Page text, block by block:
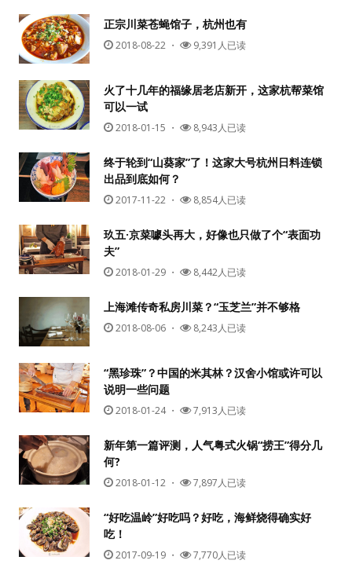
正宗川菜苍蝇馆子，杭州也有
2018-08-22 ・ 9,391人已读
火了十几年的福缘居老店新开，这家杭帮菜馆
可以一试
2018-01-15 ・ 8,943人已读
终于轮到“山葵家”了！这家大号杭州日料连锁
出品到底如何？
2017-11-22 ・ 8,854人已读
玖五·京菜噱头再大，好像也只做了个“表面功
夫”
2018-01-29 ・ 8,442人已读
上海滩传奇私房川菜？“玉芝兰”并不够格
2018-08-06 ・ 8,243人已读
“黑珍珠”？中国的米其林？汉舍小馆或许可以
说明一些问题
2018-01-24・ 7,913人已读
新年第一篇评测，人气粤式火锅“捞王”得分几
何?
2018-01-12 ・ 7,897人已读
“好吃温岭”好吃吗？好吃，海鲜烧得确实好
吃！
2017-09-19 ・ 7,770人已读